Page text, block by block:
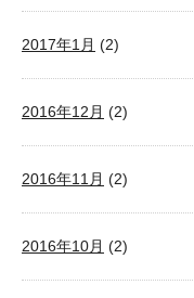
2017年1月 (2)
2016年12月 (2)
2016年11月 (2)
2016年10月 (2)